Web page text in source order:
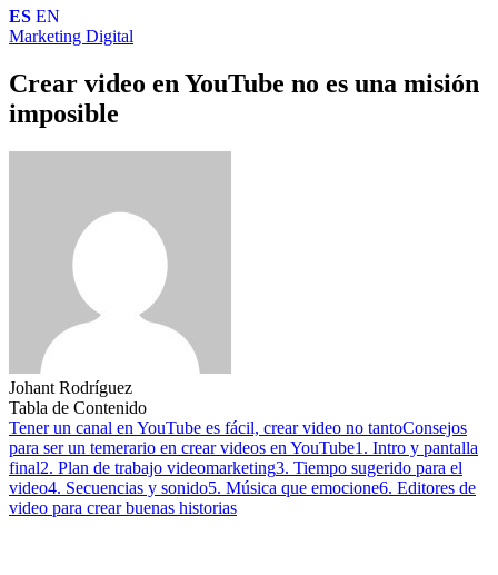
ES EN
Marketing Digital
Crear video en YouTube no es una misión
imposible
Johant Rodríguez
Tabla de Contenido
Tener un canal en YouTube es fácil, crear video no tantoConsejos
para ser un temerario en crear videos en YouTube1. Intro y pantalla
final2. Plan de trabajo videomarketing3. Tiempo sugerido para el
video4. Secuencias y sonido5. Música que emocione6. Editores de
video para crear buenas historias